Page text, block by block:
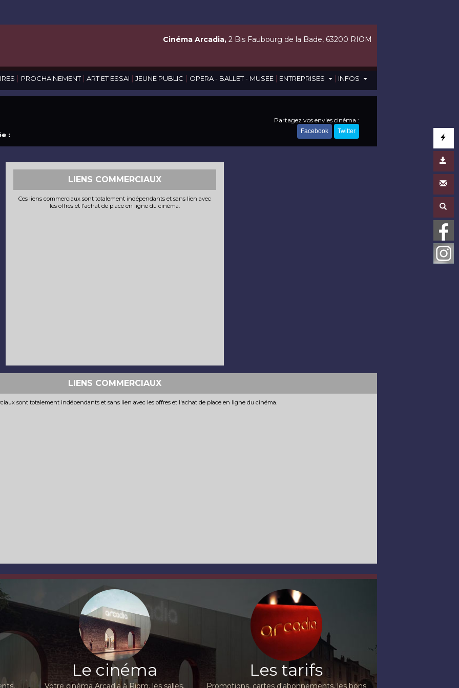
| PROCHAINEMENT | ART ET ESSAI | JEUNE PUBLIC | OPERA - BALLET - MUSEE | ENTREPRISES | INFOS
Cinéma Arcadia, 2 Bis Faubourg de la Bade, 63200 RIOM
:
Partagez vos envies cinéma :
Facebook Twitter
LIENS COMMERCIAUX
Ces liens commerciaux sont totalement indépendants et sans lien avec
les offres et l'achat de place en ligne du cinéma.
LIENS COMMERCIAUX
sont totalement indépendants et sans lien avec les offres et l'achat de place en ligne du cinéma.
Le cinéma
Votre cinéma Arcadia à Riom, les salles,
Les tarifs
Promotions, cartes d'abonnements, les bons